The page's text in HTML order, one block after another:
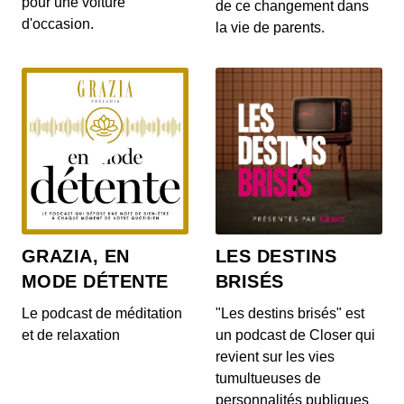
Le Range Rover et le Range Rover Sport s’offrent
quelques nouveautés ! On en parle dans...
S12E140: L'actu auto du 17 juillet 2020
00:04:05 - IL Y A 6 ANS
Au menu de ce vendredi 17 juillet : la découverte
du Cupra Formentor, la présentation de...
S12E139: L'actu auto du 16 juillet 2020
00:03:46 - IL Y A 6 ANS
Au menu du JT du jour : la Mercedes-AMG GT
Black Series, la Porsche 911 Turbo et le Ford...
d'occasion.
de ce changement dans
la vie de parents.
GRAZIA, EN
MODE DÉTENTE
Le podcast de méditation
et de relaxation
LES DESTINS
BRISÉS
"Les destins brisés" est
un podcast de Closer qui
revient sur les vies
tumultueuses de
personnalités publiques